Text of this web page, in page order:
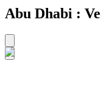
Abu Dhabi :